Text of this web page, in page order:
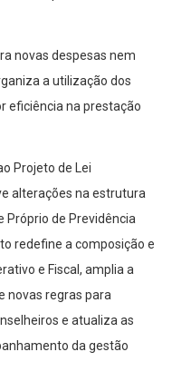
novas despesas nem
a utilização dos
eficiência na prestação
Projeto de Lei
alterações na estrutura
Próprio de Previdência
redefine a composição e
e Fiscal, amplia a
novas regras para
e atualiza as
da gestão